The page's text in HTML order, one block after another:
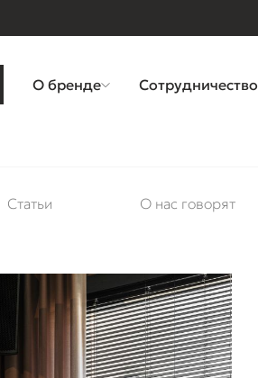
О бренде Сотрудничество
Статьи О нас говорят